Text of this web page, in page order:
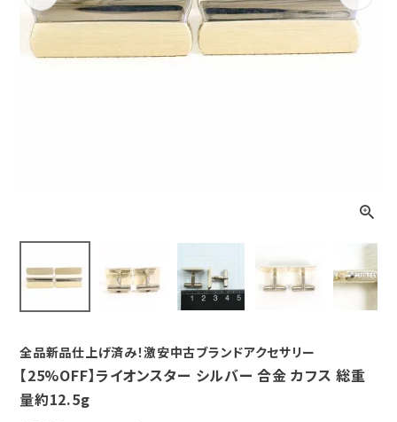
Previous Next
全品新品仕上げ済み！激安中古ブランドアクセサリー
【25%OFF】ライオンスター シルバー 合金 カフス 総重
量約12.5g